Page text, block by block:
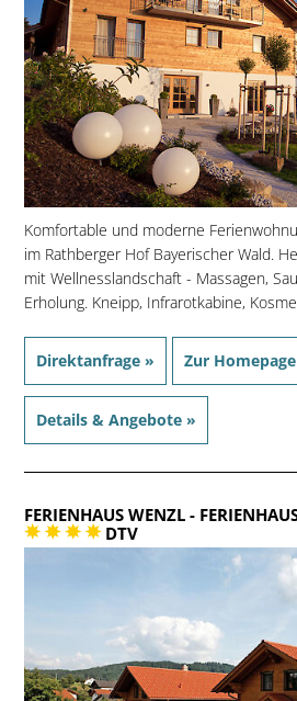
Komfortable und moderne
im Rathberger Hof Bayerischer Wald.
mit Wellnesslandschaft - Massagen,
Erholung. Kneipp, Infrarotkabine,
Direktanfrage » Zur
Details & Angebote »
FERIENHAUS WENZL-
DTV